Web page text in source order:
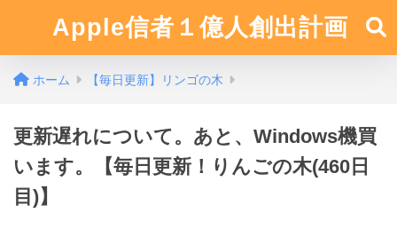
Apple信者１億人創出計画
ホーム 【毎日更新】リンゴの木
更新遅れについて。あと、Windows機買
います。【毎日更新！りんごの木(460日
目)】